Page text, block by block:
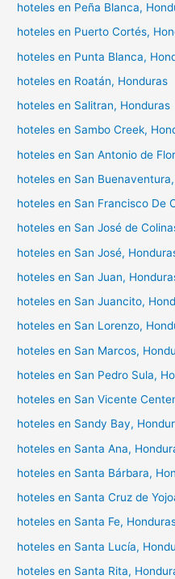
hoteles en Peña Blanca,
hoteles en Puerto Cortés,
hoteles en Punta Blanca,
hoteles en Roatán, Honduras
hoteles en Salitran, Honduras
hoteles en Sambo Creek,
hoteles en San Antonio de
hoteles en San
hoteles en San Francisco De
hoteles en San José de
hoteles en San José,
hoteles en San Juan,
hoteles en San Juancito,
hoteles en San Lorenzo,
hoteles en San Marcos,
hoteles en San Pedro Sula,
hoteles en San Vicente
hoteles en Sandy Bay,
hoteles en Santa Ana,
hoteles en Santa Bárbara,
hoteles en Santa Cruz de
hoteles en Santa Fe,
hoteles en Santa Lucía,
hoteles en Santa Rita,